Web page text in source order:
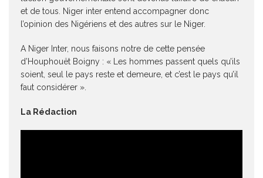
et de tous. Niger inter entend accompagner donc
l’opinion des Nigériens et des autres sur le Niger.
A Niger Inter, nous faisons notre de cette pensée
d’Houphouët Boigny : « Les hommes passent quels qu’ils
soient, seul le pays reste et demeure, et c’est le pays qu’il
faut considérer ».
La Rédaction